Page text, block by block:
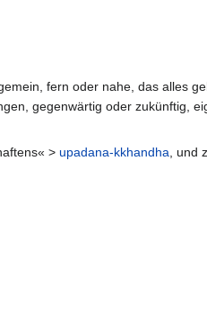
fern oder nahe, das alles
gegenwärtig oder zukünftig,
> upadana-kkhandha , und